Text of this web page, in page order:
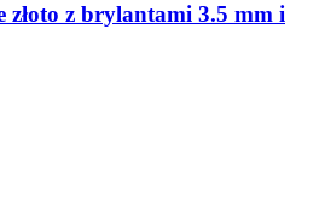
złoto z brylantami 3.5 mm i